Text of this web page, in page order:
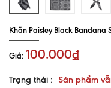
Khăn Paisley Black Bandana
Giá: 100.000₫
Trạng thái : Sản phẩm